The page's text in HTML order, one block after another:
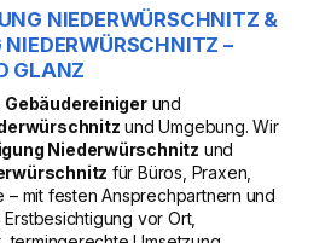
NIEDERWÜRSCHNITZ &
–
GLANZ
Gebäudereinigerund
und Umgebung. Wir
Niederwürschnitz und
für Büros, Praxen,
– mit festen Ansprechpartnern und
vor Ort,